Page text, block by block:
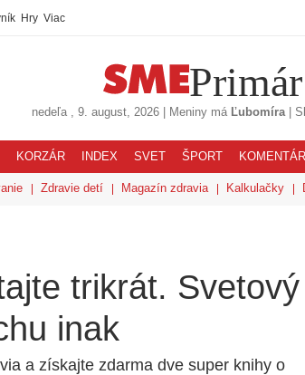
Hry Viac
Primár
nedeľa , 9. august, 2026 Meniny má Ľubomíra|
KORZÁR INDEX SVET ŠPORT
Zdravie detí Magazín zdravia Kalkulačky
trikrát. Svetový
inak
a získajte zdarma dve super knihy o